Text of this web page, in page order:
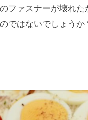
ファスナーが壊れ
ではないでしょう